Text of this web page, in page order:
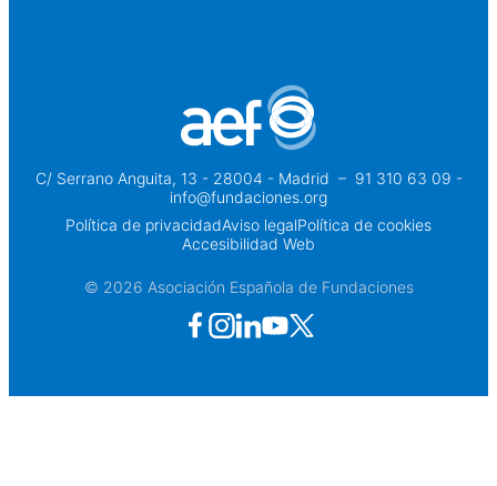
C/ Serrano Anguita, 13 - 28004 - Madrid – 91 310 63 09 -
info@fundaciones.org
Política de privacidadAviso legalPolítica de cookies
Accesibilidad Web
© 2026 Asociación Española de Fundaciones